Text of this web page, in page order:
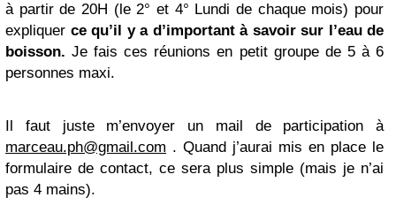
à partir de 20H (le 2° et 4° Lundi de chaque mois) pour
expliquer ce qu’il y a d’important à savoir sur l’eau de
boisson.Je fais ces réunions en petit groupe de 5 à 6
personnes maxi.
Il faut juste m’envoyer un mail de participation à
marceau.ph@gmail.com . Quand j’aurai mis en place le
formulaire de contact, ce sera plus simple (mais je n’ai
pas 4 mains).